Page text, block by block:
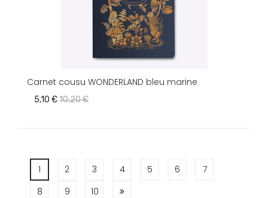
Carnet cousu WONDERLAND bleu marine
5,10 €10,20 €
1 2 3 4 5 6
7
8
9 10